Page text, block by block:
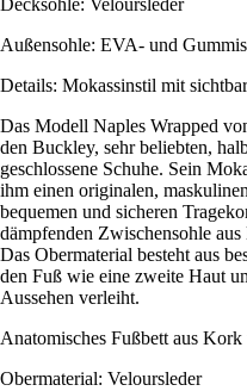
Decksohle: Veloursleder
Außensohle: EVA- und
Details: Mokassinstil mit
Das Modell Naples Wrapped
den Buckley, sehr beliebten,
geschlossene Schuhe. Sein
ihm einen originalen,
bequemen und sicheren
dämpfenden Zwischensohle
Das Obermaterial besteht aus
den Fuß wie eine zweite Haut
Aussehen verleiht.
Anatomisches Fußbett aus
Obermaterial: Veloursleder